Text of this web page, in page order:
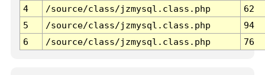
4
/source/class/jzmysql.class.php
62
5
/source/class/jzmysql.class.php
94
6
/source/class/jzmysql.class.php 76